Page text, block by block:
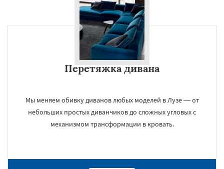
Перетяжка дивана
Мы меняем обивку диванов любых моделей в Лузе — от
небольших простых диванчиков до сложных угловых с
механизмом трансформации в кровать.